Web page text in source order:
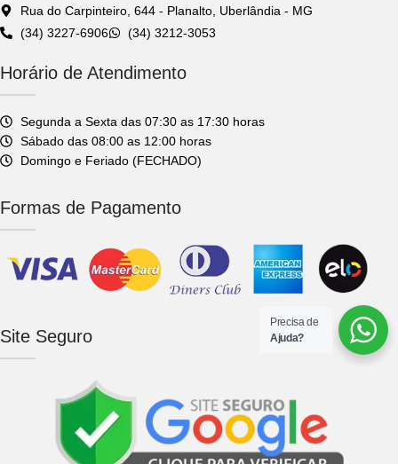
Rua do Carpinteiro, 644 - Planalto, Uberlândia - MG
(34) 3227-6906
(34) 3212-3053
Horário de Atendimento
Segunda a Sexta das 07:30 as 17:30 horas
Sábado das 08:00 as 12:00 horas
Domingo e Feriado (FECHADO)
Formas de Pagamento
Site Seguro
Precisa de
Ajuda?